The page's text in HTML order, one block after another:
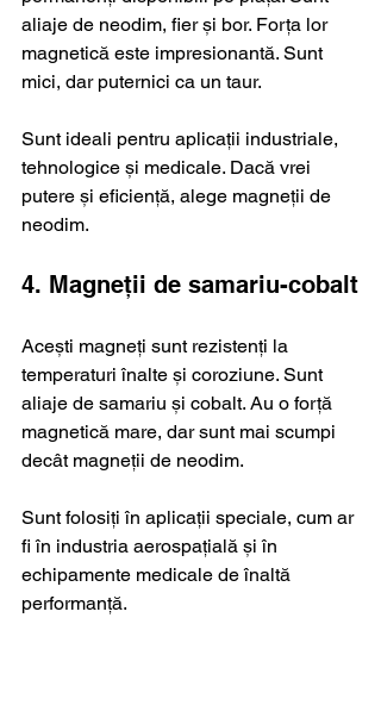
aliaje de neodim, fier și bor. Forța lor
magnetică este impresionantă. Sunt
mici, dar puternici ca un taur.
Sunt ideali pentru aplicații industriale,
tehnologice și medicale. Dacă vrei
putere și eficiență, alege magneții de
neodim.
4. Magneții de samariu-cobalt
Acești magneți sunt rezistenți la
temperaturi înalte și coroziune. Sunt
aliaje de samariu și cobalt. Au o forță
magnetică mare, dar sunt mai scumpi
decât magneții de neodim.
Sunt folosiți în aplicații speciale, cum ar
fi în industria aerospațială și în
echipamente medicale de înaltă
performanță.